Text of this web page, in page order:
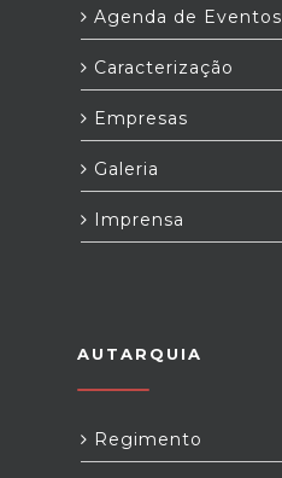
Agenda de Eventos
Caracterização
Empresas
Galeria
Imprensa
AUTARQUIA
Regimento